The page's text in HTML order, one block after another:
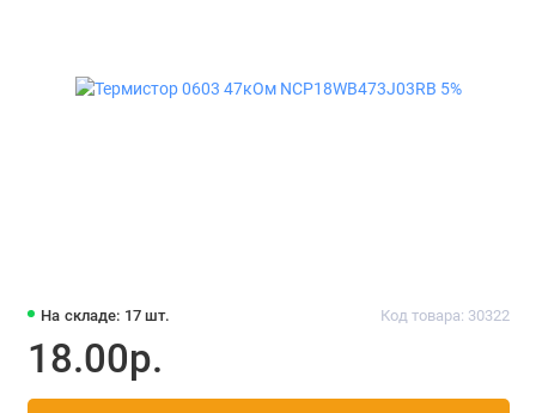
На складе: 17 шт. Код товара: 30322
18.00р.